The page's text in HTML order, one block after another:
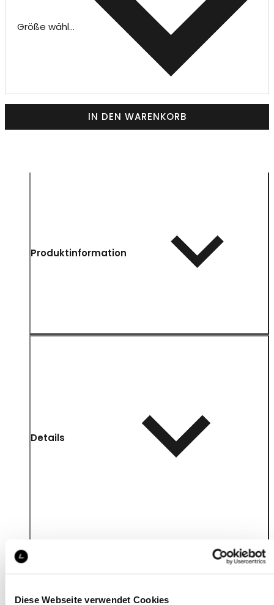
Diese Webseite verwendet Cookies
Größe wählen
IN DEN WARENKORB
Produktinformation
Details